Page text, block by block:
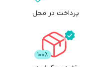
پرداخت در محل